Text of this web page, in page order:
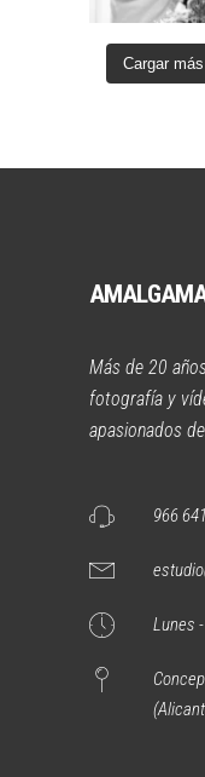
Cargar más
Más de 20
fotografía y
apasionados
966
Lunes